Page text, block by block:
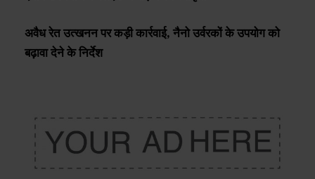
अवैध रेत उत्खनन पर कड़ी कार्रवाई, नैनो उर्वरकों के उपयोग को
बढ़ावा देने के निर्देश